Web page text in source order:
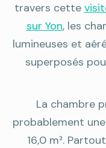
travers cette
sur Yon, les
lumineuses et
superposés
La chambre
probablement
16,0 m².